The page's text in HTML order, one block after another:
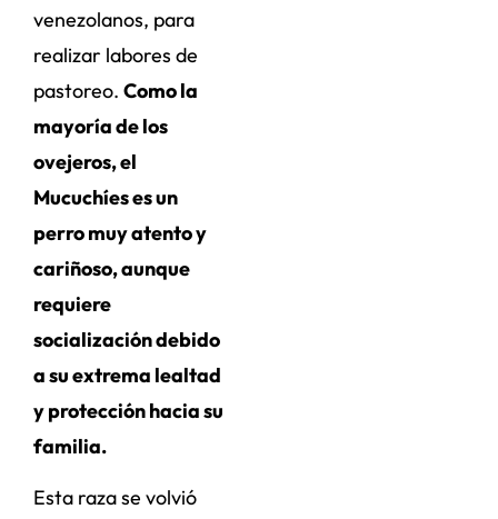
venezolanos, para
realizar labores de
pastoreo. Como la
mayoría de los
ovejeros, el
Mucuchíes es un
perro muy atento y
cariñoso, aunque
requiere
socialización debido
a su extrema lealtad
y protección hacia su
familia.
Esta raza se volvió